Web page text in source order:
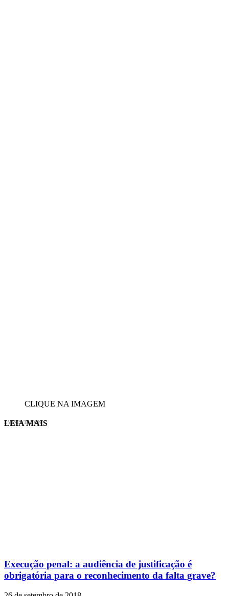
CLIQUE NA IMAGEM
EVINIS TALON
LEIA MAIS
Execução penal: a audiência de justificação é
obrigatória para o reconhecimento da falta grave?